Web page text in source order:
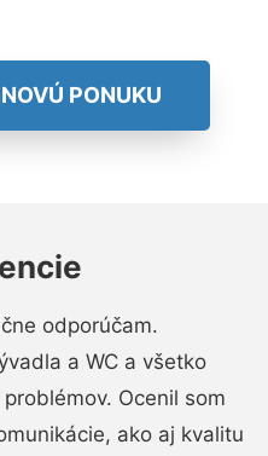
PONUKU
odporúčam.
a WC a všetko
Ocenil som
ako aj kvalitu